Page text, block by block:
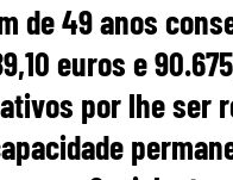
de 49 anos
euros e
por lhe ser